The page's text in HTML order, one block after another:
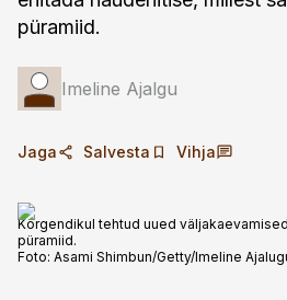
püramiid.
Imeline Ajalgu
Jaga Salvesta Vihja
Kõrgendikul tehtud uued
püramiid.
Foto: Asami Shimbun/Getty/Imeline